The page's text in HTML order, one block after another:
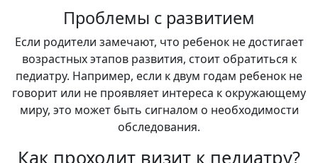
Проблемы с развитием
Если родители замечают, что ребенок не достигает
возрастных этапов развития, стоит обратиться к
педиатру. Например, если к двум годам ребенок не
говорит или не проявляет интереса к окружающему
миру, это может быть сигналом о необходимости
обследования.
Как проходит визит к педиатру?